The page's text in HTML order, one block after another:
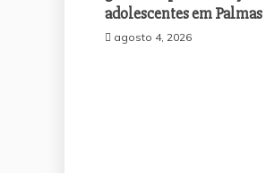
adolescentes em Palmas
agosto 4, 2026